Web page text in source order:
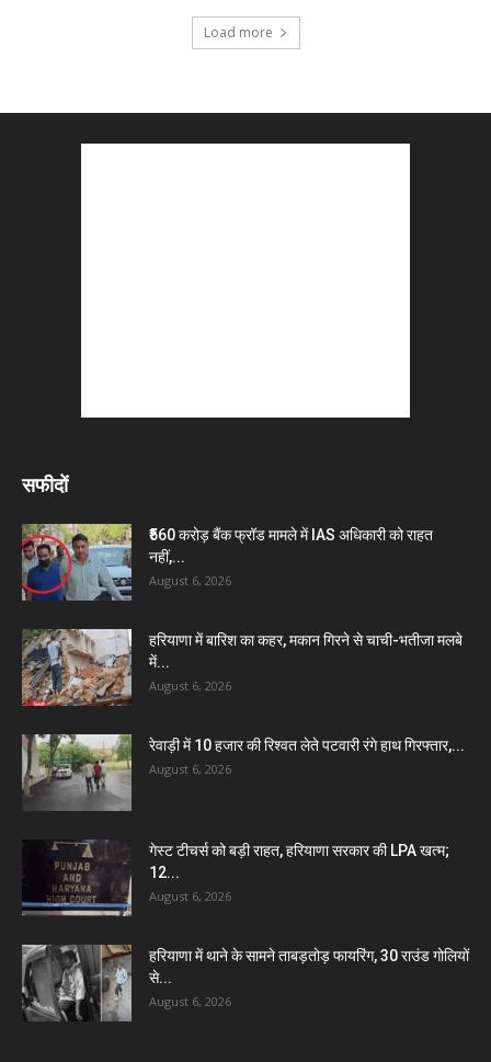
Load more
सफीदों
₹560 करोड़ बैंक फ्रॉड मामले में IAS अधिकारी को राहत
नहीं,...
August 6, 2026
हरियाणा में बारिश का कहर, मकान गिरने से चाची-भतीजा मलबे
में...
August 6, 2026
रेवाड़ी में 10 हजार की रिश्वत लेते पटवारी रंगे हाथ गिरफ्तार,...
August 6, 2026
गेस्ट टीचर्स को बड़ी राहत, हरियाणा सरकार की LPA खत्म;
12...
August 6, 2026
हरियाणा में थाने के सामने ताबड़तोड़ फायरिंग, 30 राउंड गोलियों
से...
August 6, 2026